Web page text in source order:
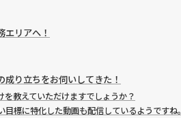
エリアへ！
り立ちをお伺いしてきた！
教えていただけますでしょうか？
標に特化した動画も配信しているようですね。